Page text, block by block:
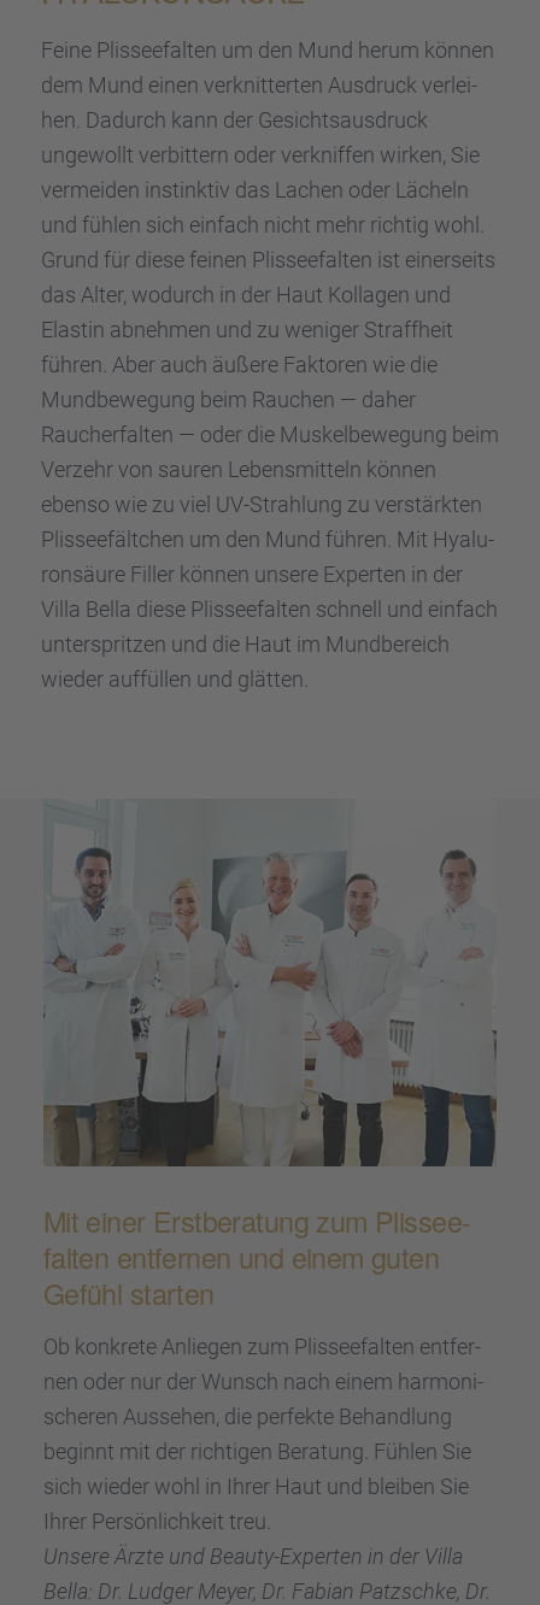
Feine Plissee­fal­ten um den Mund herum können
dem Mund einen verknit­ter­ten Ausdruck verlei­
hen. Dadurch kann der Gesichts­aus­druck
ungewollt verbit­tern oder verknif­fen wirken, Sie
vermei­den instink­tiv das Lachen oder Lächeln
und fühlen sich einfach nicht mehr richtig wohl.
Grund für diese feinen Plissee­fal­ten ist einer­seits
das Alter, wodurch in der Haut Kolla­gen und
Elastin abneh­men und zu weniger Straff­heit
führen. Aber auch äußere Fakto­ren wie die
Mundbe­we­gung beim Rauchen — daher
Raucher­fal­ten — oder die Muskel­be­we­gung beim
Verzehr von sauren Lebens­mit­teln können
ebenso wie zu viel UV-Strah­lung zu verstärk­ten
Plissee­fält­chen um den Mund führen. Mit Hyalu­
ron­säure Filler können unsere Exper­ten in der
Villa Bella diese Plissee­fal­ten schnell und einfach
unter­sprit­zen und die Haut im Mundbe­reich
wieder auffül­len und glätten.
Mit einer Erstbe­ra­tung zum Plissee­
fal­ten entfer­nen und einem guten
Gefühl starten
Ob konkrete Anlie­gen zum Plissee­fal­ten entfer­
nen oder nur der Wunsch nach einem harmo­ni­
sche­ren Ausse­hen, die perfekte Behand­lung
beginnt mit der richti­gen Beratung. Fühlen Sie
sich wieder wohl in Ihrer Haut und bleiben Sie
Ihrer Persön­lich­keit treu.
Unsere Ärzte und Beauty-Exper­ten in der Villa
Bella: Dr. Ludger Meyer, Dr. Fabian Patzschke, Dr.